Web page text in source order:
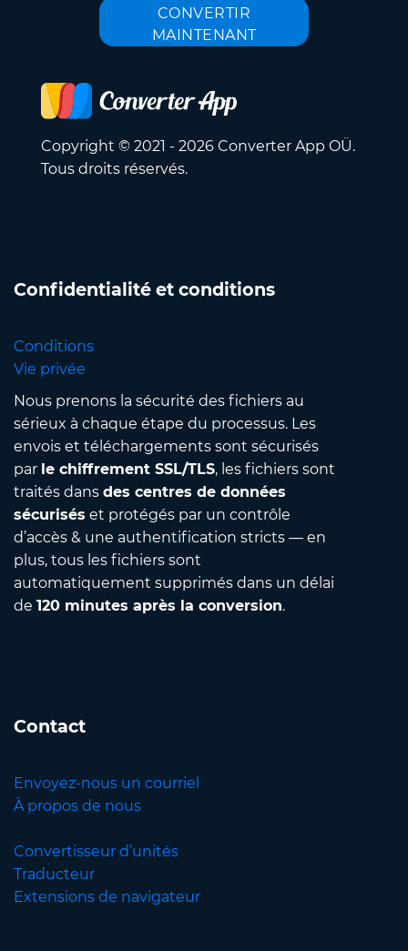
CONVERTIR
MAINTENANT
Copyright © 2021 - 2026 Converter App OÜ.
Tous droits réservés.
Confidentialité et conditions
Conditions
Vie privée
Nous prenons la sécurité des fichiers au
sérieux à chaque étape du processus. Les
envois et téléchargements sont sécurisés
par le chiffrement SSL/TLS, les fichiers sont
traités dans des centres de données
sécurisés et protégés par un contrôle
d’accès & une authentification stricts — en
plus, tous les fichiers sont
automatiquement supprimés dans un délai
de 120 minutes après la conversion.
Contact
Envoyez-nous un courriel
À propos de nous
Convertisseur d’unités
Traducteur
Extensions de navigateur